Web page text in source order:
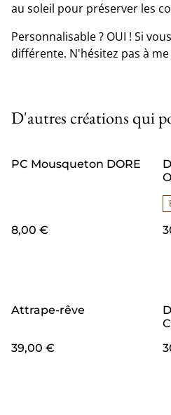
au soleil pour préserver les
Personnalisable ? OUI ! Si
différente. N'hésitez pas à
D'autres créations qui
PC Mousqueton DORE
8,00 €
Attrape-rêve
39,00 €